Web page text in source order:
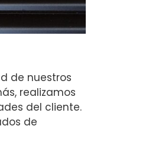
de nuestros
realizamos
del cliente.
de